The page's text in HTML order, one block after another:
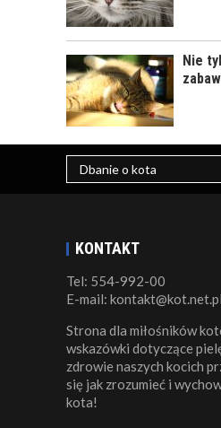
Nie
KONTAKT
Tel: 554-992-00
E-mail: kontakt@kot.net.pl
Strona dla miłośników
wskazówki dotyczące
zdrowie naszych kocich
się jak zrozumieć i
kota!